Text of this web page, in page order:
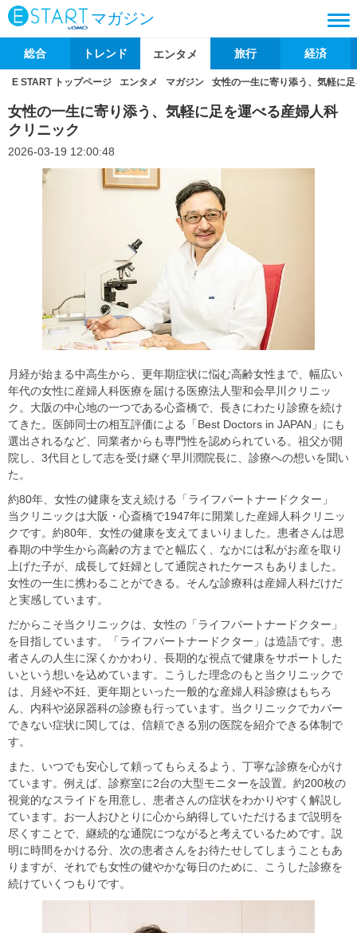
マガジン
総合 トレンド エンタメ 旅行 経済
E START トップページ エンタメ マガジン 女性の一生に寄り添う、気軽に
女性の一生に寄り添う、気軽に足を運べる産婦人科
クリニック
2026-03-19 12:00:48
月経が始まる中高生から、更年期症状に悩む高齢女性まで、幅広い
年代の女性に産婦人科医療を届ける医療法人聖和会早川クリニッ
ク。大阪の中心地の一つである心斎橋で、長きにわたり診療を続け
てきた。医師同士の相互評価による「Best Doctors in JAPAN」にも
選出されるなど、同業者からも専門性を認められている。祖父が開
院し、3代目として志を受け継ぐ早川潤院長に、診療への想いを聞い
た。
約80年、女性の健康を支え続ける「ライフパートナードクター」
当クリニックは大阪・心斎橋で1947年に開業した産婦人科クリニッ
クです。約80年、女性の健康を支えてまいりました。患者さんは思
春期の中学生から高齢の方までと幅広く、なかには私がお産を取り
上げた子が、成長して妊婦として通院されたケースもありました。
女性の一生に携わることができる。そんな診療科は産婦人科だけだ
と実感しています。
だからこそ当クリニックは、女性の「ライフパートナードクター」
を目指しています。「ライフパートナードクター」は造語です。患
者さんの人生に深くかかわり、長期的な視点で健康をサポートした
いという想いを込めています。こうした理念のもと当クリニックで
は、月経や不妊、更年期といった一般的な産婦人科診療はもちろ
ん、内科や泌尿器科の診療も行っています。当クリニックでカバー
できない症状に関しては、信頼できる別の医院を紹介できる体制で
す。
また、いつでも安心して頼ってもらえるよう、丁寧な診療を心がけ
ています。例えば、診察室に2台の大型モニターを設置。約200枚の
視覚的なスライドを用意し、患者さんの症状をわかりやすく解説し
ています。お一人おひとりに心から納得していただけるまで説明を
尽くすことで、継続的な通院につながると考えているためです。説
明に時間をかける分、次の患者さんをお待たせしてしまうこともあ
りますが、それでも女性の健やかな毎日のために、こうした診療を
続けていくつもりです。